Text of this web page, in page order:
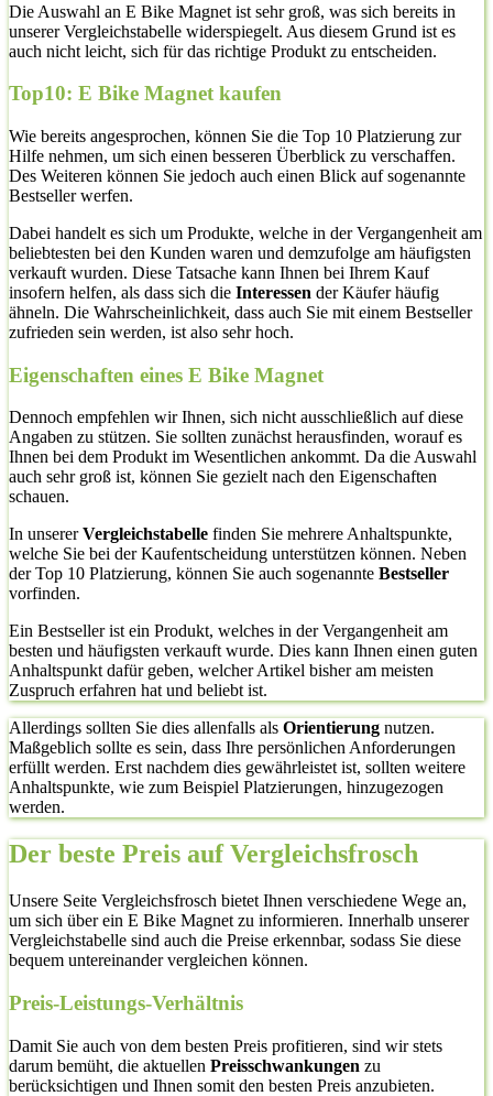
Die Auswahl an E Bike Magnet ist sehr groß, was sich bereits in
unserer Vergleichstabelle widerspiegelt. Aus diesem Grund ist es
auch nicht leicht, sich für das richtige Produkt zu entscheiden.
Top10: E Bike Magnet kaufen
Wie bereits angesprochen, können Sie die Top 10 Platzierung zur
Hilfe nehmen, um sich einen besseren Überblick zu verschaffen.
Des Weiteren können Sie jedoch auch einen Blick auf sogenannte
Bestseller werfen.
Dabei handelt es sich um Produkte, welche in der Vergangenheit am
beliebtesten bei den Kunden waren und demzufolge am häufigsten
verkauft wurden. Diese Tatsache kann Ihnen bei Ihrem Kauf
insofern helfen, als dass sich die Interessen der Käufer häufig
ähneln. Die Wahrscheinlichkeit, dass auch Sie mit einem Bestseller
zufrieden sein werden, ist also sehr hoch.
Eigenschaften eines E Bike Magnet
Dennoch empfehlen wir Ihnen, sich nicht ausschließlich auf diese
Angaben zu stützen. Sie sollten zunächst herausfinden, worauf es
Ihnen bei dem Produkt im Wesentlichen ankommt. Da die Auswahl
auch sehr groß ist, können Sie gezielt nach den Eigenschaften
schauen.
In unsererVergleichstabelle finden Sie mehrere Anhaltspunkte,
welche Sie bei der Kaufentscheidung unterstützen können. Neben
der Top 10 Platzierung, können Sie auch sogenannte Bestseller
vorfinden.
Ein Bestseller ist ein Produkt, welches in der Vergangenheit am
besten und häufigsten verkauft wurde. Dies kann Ihnen einen guten
Anhaltspunkt dafür geben, welcher Artikel bisher am meisten
Zuspruch erfahren hat und beliebt ist.
Allerdings sollten Sie dies allenfalls als Orientierung nutzen.
Maßgeblich sollte es sein, dass Ihre persönlichen Anforderungen
erfüllt werden. Erst nachdem dies gewährleistet ist, sollten weitere
Anhaltspunkte, wie zum Beispiel Platzierungen, hinzugezogen
werden.
Der beste Preis auf Vergleichsfrosch
Unsere Seite Vergleichsfrosch bietet Ihnen verschiedene Wege an,
um sich über ein E Bike Magnet zu informieren. Innerhalb unserer
Vergleichstabelle sind auch die Preise erkennbar, sodass Sie diese
bequem untereinander vergleichen können.
Preis-Leistungs-Verhältnis
Damit Sie auch von dem besten Preis profitieren, sind wir stets
darum bemüht, die aktuellen Preisschwankungen zu
berücksichtigen und Ihnen somit den besten Preis anzubieten.